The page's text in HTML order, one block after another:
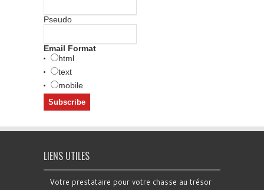
Pseudo
Email Format
html
text
mobile
LIENS UTILES
Votre prestataire pour votre chasse au trésor